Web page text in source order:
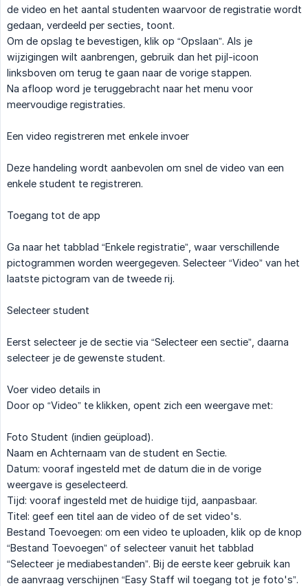
de video en het aantal studenten waarvoor de registratie wordt
gedaan, verdeeld per secties, toont.
Om de opslag te bevestigen, klik op “Opslaan”. Als je
wijzigingen wilt aanbrengen, gebruik dan het pijl-icoon
linksboven om terug te gaan naar de vorige stappen.
Na afloop word je teruggebracht naar het menu voor
meervoudige registraties.
Een video registreren met enkele invoer
Deze handeling wordt aanbevolen om snel de video van een
enkele student te registreren.
Toegang tot de app
Ga naar het tabblad “Enkele registratie”, waar verschillende
pictogrammen worden weergegeven. Selecteer “Video” van het
laatste pictogram van de tweede rij.
Selecteer student
Eerst selecteer je de sectie via “Selecteer een sectie”, daarna
selecteer je de gewenste student.
Voer video details in
Door op “Video” te klikken, opent zich een weergave met:
Foto Student (indien geüpload).
Naam en Achternaam van de student en Sectie.
Datum: vooraf ingesteld met de datum die in de vorige
weergave is geselecteerd.
Tijd: vooraf ingesteld met de huidige tijd, aanpasbaar.
Titel: geef een titel aan de video of de set video's.
Bestand Toevoegen: om een video te uploaden, klik op de knop
“Bestand Toevoegen” of selecteer vanuit het tabblad
“Selecteer je mediabestanden”. Bij de eerste keer gebruik kan
de aanvraag verschijnen “Easy Staff wil toegang tot je foto's”.